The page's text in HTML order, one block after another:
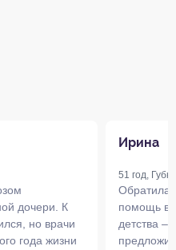
дочери. К
но врачи
года жизни
Ирина
51 год,
помощь в
детства –